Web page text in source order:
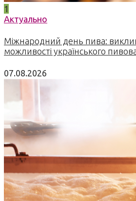
1
Актуально
Міжнародний день пива:
можливості українського
07.08.2026